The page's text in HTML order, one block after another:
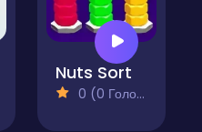
Nuts Sort
0 (0 Голосів)